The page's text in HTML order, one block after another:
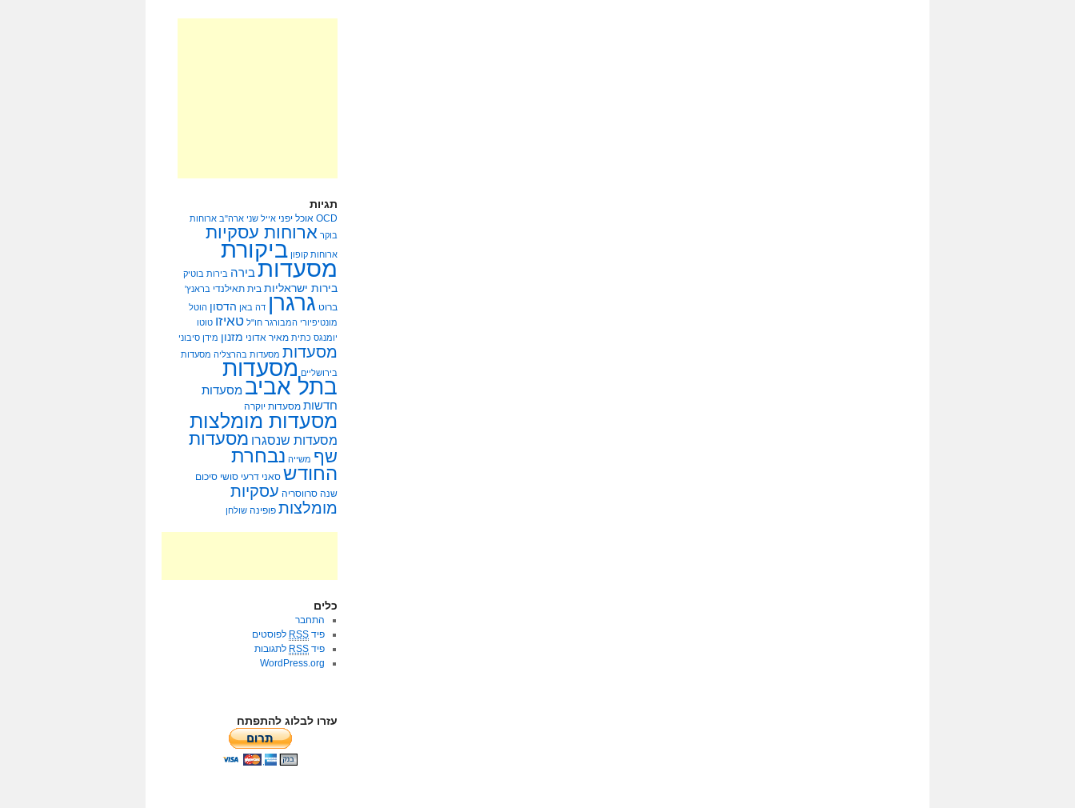
תגיות
OCD אוכל יפני אייל שני ארה"ב ארוחות
בוקר ארוחות עסקיות
ארוחות קופון ביקורת
מסעדותבירה בירות בוטיק
בירות ישראליות בית תאילנדי בראנץ'
ברוט גרגרן דה באן הדסון הוטל
מונטיפיורי המבורגר חו"ל טאיזו טוטו
יומנגס כתית מאיר אדוני מזנון מידן סיבוני
מסעדות מסעדות בהרצליה מסעדות
בירושליים מסעדות
בתל אביב מסעדות
חדשות מסעדות יוקרה
מסעדות מומלצות
מסעדות שנסגרו מסעדות
שף משייה נבחרת
החודש סאני דרעי סושי סיכום
שנה סרווסריה עסקיות
מומלצות פופינה שולחן
כלים
התחבר
פיד RSS לפוסטים
פיד RSS לתגובות
WordPress.org
עזרו לבלוג להתפתח